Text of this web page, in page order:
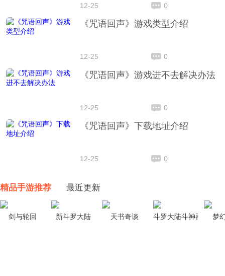
12-25 0
《咒语回声》游戏类型介绍
12-25 0
《咒语回声》游戏进不去解决办法
12-25 0
《咒语回声》下载地址介绍
12-25 0
精品手游推荐 最近更新
剑与轮回 新斗罗大陆 天书奇谈 斗罗大陆斗神再临 梦